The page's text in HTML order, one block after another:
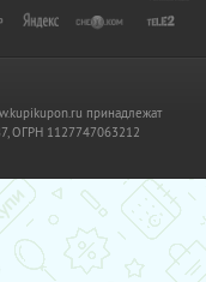
принадлежат
ОГРН 1127747063212